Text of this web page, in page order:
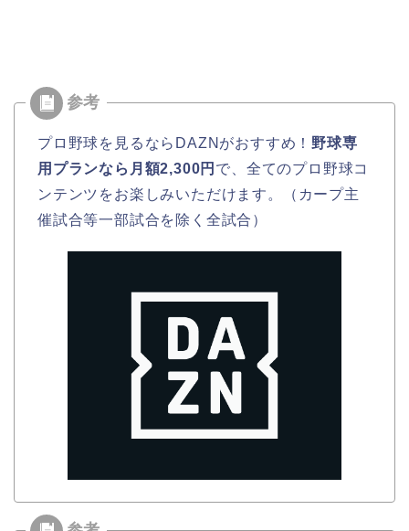
プロ野球を見るならDAZNがおすすめ！ 野球専
用プランなら月額2,300円 で、全てのプロ野球コ
ンテンツをお楽しみいただけます。（カープ主
催試合等一部試合を除く全試合）